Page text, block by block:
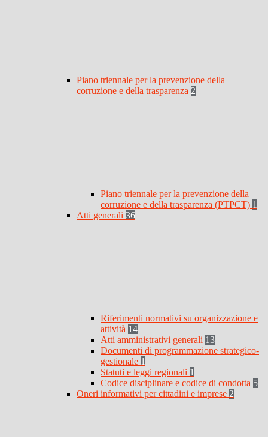
Piano triennale per la prevenzione della
corruzione e della trasparenza 2
Piano triennale per la prevenzione della
corruzione e della trasparenza (PTPCT) 1
Atti generali 36
Riferimenti normativi su organizzazione e
attività 14
Atti amministrativi generali 13
Documenti di programmazione strategico-
gestionale 1
Statuti e leggi regionali 1
Codice disciplinare e codice di condotta 5
Oneri informativi per cittadini e imprese 2